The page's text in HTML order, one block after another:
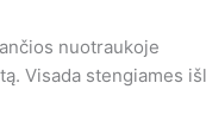
nuotraukoje
Visada stengiames